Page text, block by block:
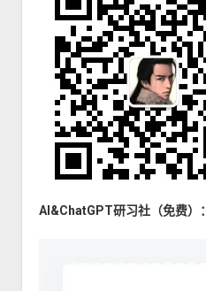
AI&ChatGPT研习社（免费）：